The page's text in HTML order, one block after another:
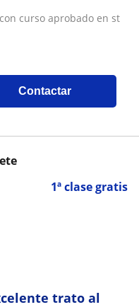
curso aprobado en st
Contactar
1ª clase gratis
trato al